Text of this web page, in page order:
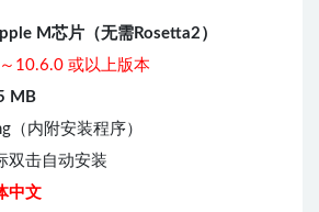
M芯片（无需Rosetta2）
10.6.0 或以上版本
MB
（内附安装程序）
双击自动安装
中文